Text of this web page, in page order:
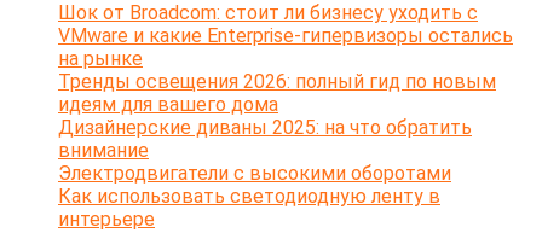
Шок от Broadcom: стоит ли бизнесу уходить с
VMware и какие Enterprise-гипервизоры остались
на рынке
Тренды освещения 2026: полный гид по новым
идеям для вашего дома
Дизайнерские диваны 2025: на что обратить
внимание
Электродвигатели с высокими оборотами
Как использовать светодиодную ленту в
интерьере